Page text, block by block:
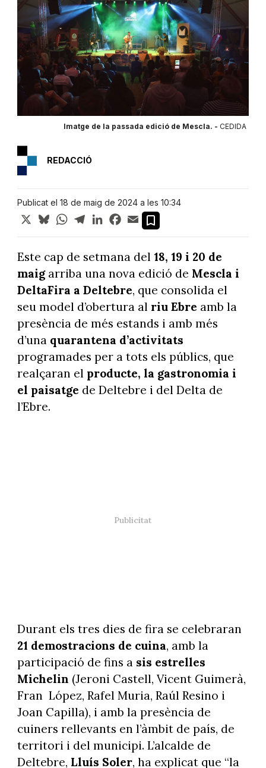
Imatge de la passada edició de Mescla. - CEDIDA
REDACCIÓ
Publicat el 18 de maig de 2024 a les 10:34
X BlueskyWhatsApp
TelegramLinkedInFacebook
Email
Este cap de setmana del 18, 19 i 20 de
maigarriba una nova edició de Mescla i
DeltaFira a Deltebre, que consolida el
seu model d’obertura al riu Ebre amb la
presència de més estands i amb més
d’una quarantena d’activitats
programades per a tots els públics, que
realçaran el producte, la gastronomia i
el paisatge de Deltebre i del Delta de
l’Ebre.
Durant els tres dies de fira se celebraran
21 demostracions de cuina, amb la
participació de fins a sis estrelles
Michelin (Jeroni Castell, Vicent Guimerà,
Fran López, Rafel Muria, Raúl Resino i
Joan Capilla), i amb la presència de
cuiners rellevants en l’àmbit de país, de
territori i del municipi. L’alcalde de
Deltebre, Lluís Soler, ha explicat que “la